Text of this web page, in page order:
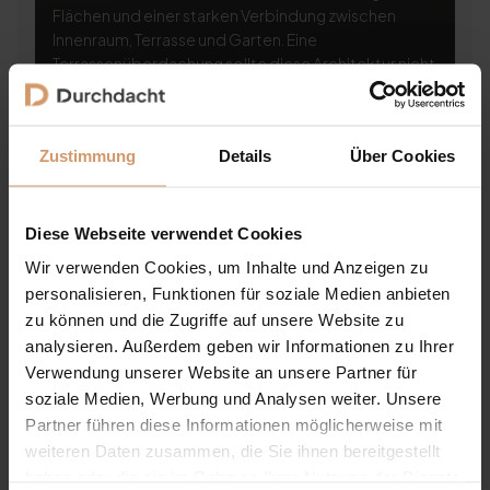
Zustimmung Details Über Cookies
Diese Webseite verwendet Cookies
Wir verwenden Cookies, um Inhalte und Anzeigen zu
personalisieren, Funktionen für soziale Medien anbieten
zu können und die Zugriffe auf unsere Website zu
analysieren. Außerdem geben wir Informationen zu Ihrer
Verwendung unserer Website an unsere Partner für
soziale Medien, Werbung und Analysen weiter. Unsere
Partner führen diese Informationen möglicherweise mit
weiteren Daten zusammen, die Sie ihnen bereitgestellt
Flächen und einer starken Verbindung zwischen
Innenraum, Terrasse und Garten. Eine
Terrassenüberdachung sollte diese Architektur nicht
stören, sondern sinnvoll ergänzen. Genau hier liegt
die Herausforderung: Eine Terrassenüberdachung
nachträglicher Anbau wirken...